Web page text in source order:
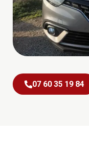
07 60 35 19 84